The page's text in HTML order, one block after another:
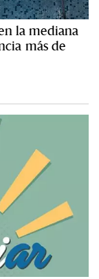
la mediana
más de